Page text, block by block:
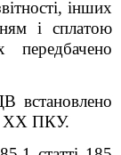
інших
і сплатою
передбачено
встановлено
XX ПКУ.